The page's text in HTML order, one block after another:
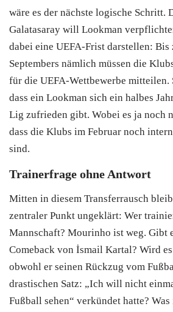
wäre es der nächste logische Schritt.
Galatasaray will Lookman
dabei eine UEFA-Frist darstellen: Bis
Septembers nämlich müssen die
für die UEFA-Wettbewerbe mitteilen.
dass ein Lookman sich ein halbes
Lig zufrieden gibt. Wobei es ja noch
dass die Klubs im Februar noch
sind.
Trainerfrage ohne Antwort
Mitten in diesem Transferrausch
zentraler Punkt ungeklärt: Wer
Mannschaft? Mourinho ist weg. Gibt
Comeback von İsmail Kartal? Wird
obwohl er seinen Rückzug vom
drastischen Satz: „Ich will nicht
Fußball sehen“ verkündet hatte?